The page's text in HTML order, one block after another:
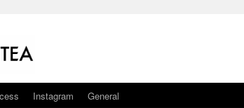
Instagram General